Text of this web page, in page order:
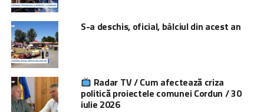
S-a deschis, oficial, bâlciul din acest an
Radar TV / Cum afectează criza
politică proiectele comunei Cordun / 30
iulie 2026